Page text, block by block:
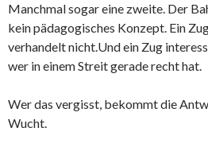
Manchmal sogar eine zweite. Der
kein pädagogisches Konzept. Ein
verhandelt nicht.Und ein Zug
wer in einem Streit gerade recht hat.
Wer das vergisst, bekommt die
Wucht.